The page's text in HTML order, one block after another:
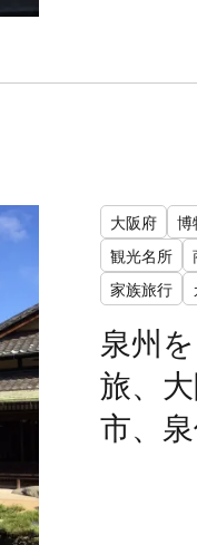
大阪府 博
観光名所
家族旅行
泉州
旅、
市、泉